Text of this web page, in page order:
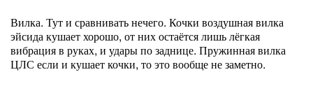
Вилка. Тут и сравнивать нечего. Кочки воздушная вилка
эйсида кушает хорошо, от них остаётся лишь лёгкая
вибрация в руках, и удары по заднице. Пружинная вилка
ЦЛС если и кушает кочки, то это вообще не заметно.